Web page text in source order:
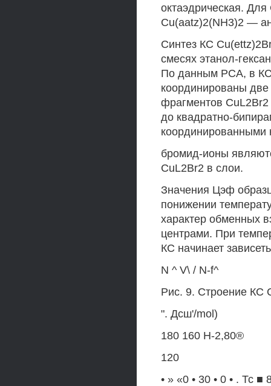
октаэдрическая.
Cu(aatz)2(NH3)2 —
Синтез КС
смесях этанол-
По данным РСА, в КС
координированы
фрагментов
до квадратно-
координированными
бромид-ионы
CuL2Br2 в слои.
Значения Цэф
понижении
характер обменных
центрами. При
КС начинает
N ^ V\ / N-f^
Рис. 9. Строение КС
". Дсш'/mol)
180 160 Н-2,80®
120
• » «0 • 30 • 0 • . Тс ■